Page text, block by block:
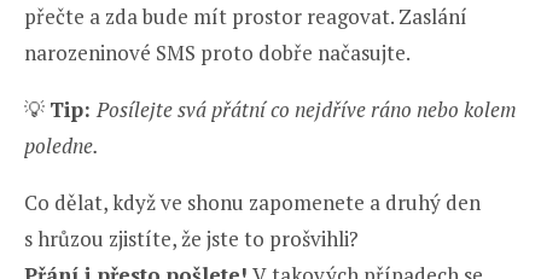
přečte a zda bude mít prostor reagovat. Zaslání
narozeninové SMS proto dobře načasujte.
💡 Tip:Posílejte svá přátní co nejdříve ráno nebo kolem
poledne.
Co dělat, když ve shonu zapomenete a druhý den
s hrůzou zjistíte, že jste to prošvihli?